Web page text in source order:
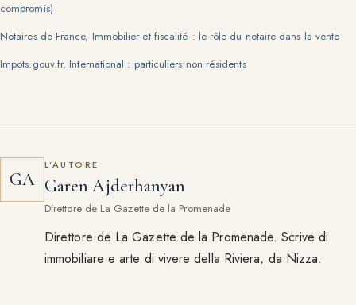
compromis)
Notaires de France, Immobilier et fiscalité : le rôle du notaire dans la vente
Impots.gouv.fr, International : particuliers non résidents
GA
L'AUTORE
Garen Ajderhanyan
Direttore de La Gazette de la Promenade
Direttore de La Gazette de la Promenade. Scrive di
immobiliare e arte di vivere della Riviera, da Nizza.